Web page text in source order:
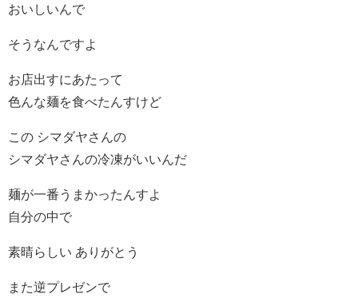
おいしいんで
そうなんですよ
お店出すにあたって
色んな麺を食べたんすけど
この シマダヤさんの
シマダヤさんの冷凍がいいんだ
麺が一番うまかったんすよ
自分の中で
素晴らしい ありがとう
また逆プレゼンで